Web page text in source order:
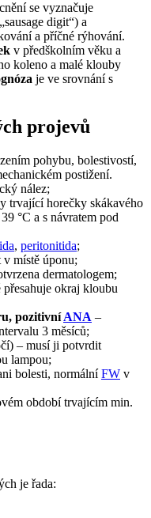
se vyznačuje
digit“) a
a příčné rýhování.
v předškolním věku a
koleno a malé klouby
je ve srovnání s
projevů
pohybu, bolestivostí,
postižení.
nález;
trvající horečky skákavého
°C a s návratem pod
, peritonitida;
v místě úponu;
dermatologem;
okraj kloubu
pozitivníANA –
3 měsíců;
– musí ji potvrdit
lampou;
bolesti, normálníFW v
období trvajícím min.
je řada: